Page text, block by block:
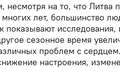
несмотря на то, что Литва
многих лет, большинство
показывают
сезонное время
проблем с
настроения,